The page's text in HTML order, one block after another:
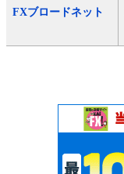
FXブロードネット